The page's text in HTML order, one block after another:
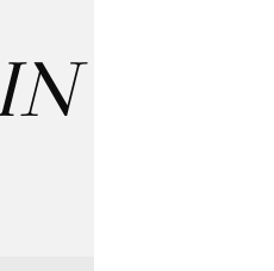
Zhu: